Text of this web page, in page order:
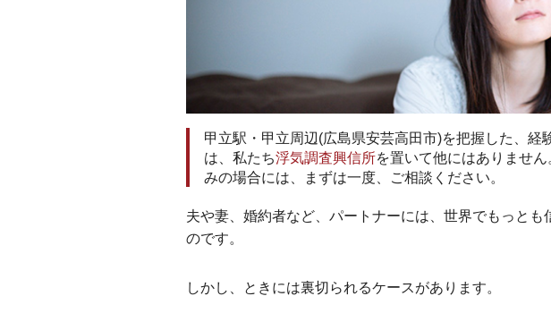
甲立駅・甲立周辺(広島県安芸高田市)を把握した、経
は、私たち浮気調査興信所を置いて他にはありませ
みの場合には、まずは一度、ご相談ください。
夫や妻、婚約者など、パートナーには、世界でもっとも
のです。
しかし、ときには裏切られるケースがあります。